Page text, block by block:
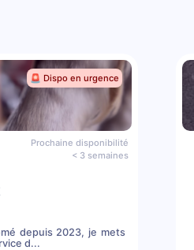
🚨 Dispo en urgence
Prochaine disponibilité
< 3 semaines
depuis 2023, je mets
d...